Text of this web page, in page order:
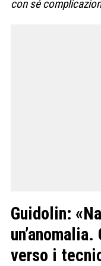
con sé
Guidolin:
verso i